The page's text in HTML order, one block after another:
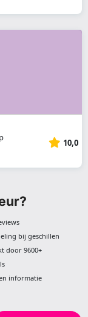
10,0
bij geschillen
door 9600+
informatie